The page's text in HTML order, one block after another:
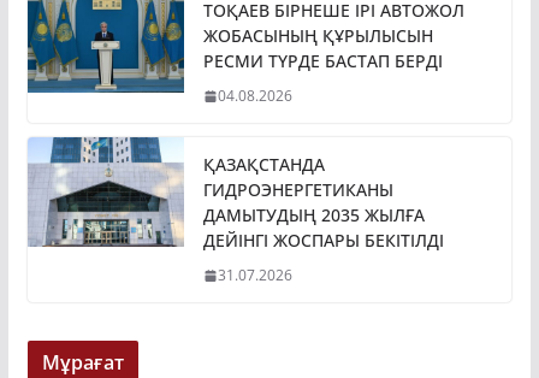
ТОҚАЕВ БІРНЕШЕ ІРІ АВТОЖОЛ
ЖОБАСЫНЫҢ ҚҰРЫЛЫСЫН
РЕСМИ ТҮРДЕ БАСТАП БЕРДІ
04.08.2026
ҚАЗАҚСТАНДА
ГИДРОЭНЕРГЕТИКАНЫ
ДАМЫТУДЫҢ 2035 ЖЫЛҒА
ДЕЙІНГІ ЖОСПАРЫ БЕКІТІЛДІ
31.07.2026
Мұрағат